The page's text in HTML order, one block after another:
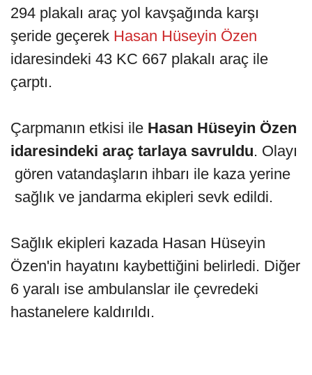
294 plakalı araç yol kavşağında karşı
şeride geçerek Hasan Hüseyin Özen
idaresindeki 43 KC 667 plakalı araç ile
çarptı.
Çarpmanın etkisi ile Hasan Hüseyin Özen
idaresindeki araç tarlaya savruldu. Olayı
gören vatandaşların ihbarı ile kaza yerine
sağlık ve jandarma ekipleri sevk edildi.
Sağlık ekipleri kazada Hasan Hüseyin
Özen'in hayatını kaybettiğini belirledi. Diğer
6 yaralı ise ambulanslar ile çevredeki
hastanelere kaldırıldı.